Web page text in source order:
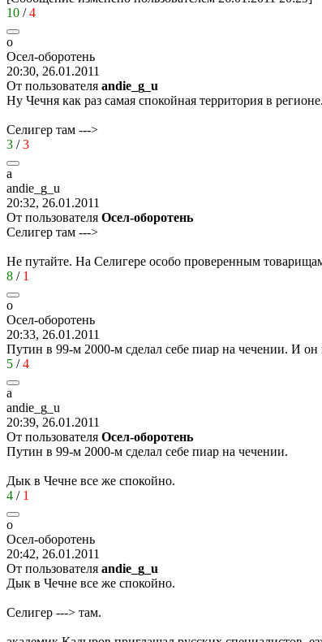
10 /4
о
Осел-оборотень
20:30, 26.01.2011
От пользователя andie_g_u
Ну Чечня как раз самая спокойная территория в
Селигер там --->
3 /3
a
andie_g_u
20:32, 26.01.2011
От пользователя Осел-оборотень
Селигер там --->
Не путайте. На Селигере особо проверенным
8 / 1
о
Осел-оборотень
20:33, 26.01.2011
Путин в 99-м 2000-м сделал себе пиар на чечении. И он
5 /4
a
andie_g_u
20:39, 26.01.2011
От пользователя Осел-оборотень
Путин в 99-м 2000-м сделал себе пиар на чечении.
Дык в Чечне все же спокойно.
4 / 1
о
Осел-оборотень
20:42, 26.01.2011
От пользователя andie_g_u
Дык в Чечне все же спокойно.
Селигер ---> там.